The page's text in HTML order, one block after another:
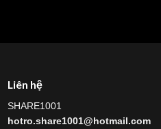
Liên hệ
SHARE1001
hotro.share1001@hotmail.com